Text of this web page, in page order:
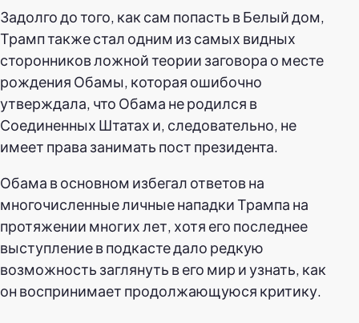
Задолго до того, как сам попасть в Белый дом,
Трамп также стал одним из самых видных
сторонников ложной теории заговора о месте
рождения Обамы, которая ошибочно
утверждала, что Обама не родился в
Соединенных Штатах и, следовательно, не
имеет права занимать пост президента.
Обама в основном избегал ответов на
многочисленные личные нападки Трампа на
протяжении многих лет, хотя его последнее
выступление в подкасте дало редкую
возможность заглянуть в его мир и узнать, как
он воспринимает продолжающуюся критику.